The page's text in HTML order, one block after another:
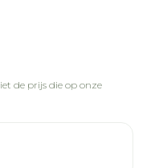
de prijs die op onze